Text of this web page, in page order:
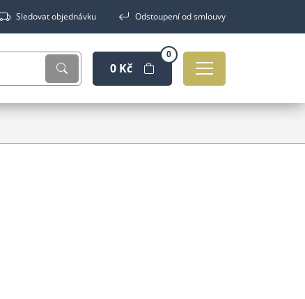
Sledovat objednávku Odstoupení od smlouvy
0 Kč
0